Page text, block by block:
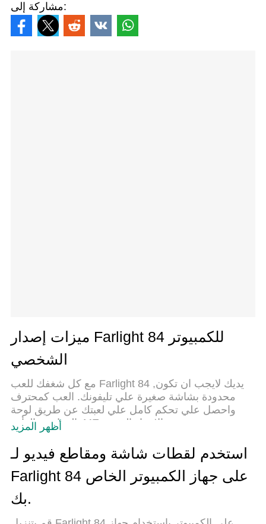
مشاركة إلى:
ميزات إصدار Farlight 84 للكمبيوتر
الشخصي
مع كل شغفك للعب Farlight 84 ,يديك لايجب ان تكون
محدودة بشاشة صغيرة علي تليفونك. العب كمحترف
واحصل علي تحكم كامل علي لعبتك عن طريق لوحة
المفاتيح والفأره. MEmuيقدم جميع الاشياء التي
تتوقعها.حمل والعب Farlight 84 علي جهاز الحاسوب
الخاص بك العب كماتريد ,لايوجد حدود علي البطارية
والباقة ولا يوجد اتصالات مزعجة النسخة الجديدة من
MEmu7 هو افضل وسيلة للعب Farlight 84 علي جهاز
الحاسب معد عن طريق خبراتنا , لوحة المفاتيح المعده
مسبقا تجعل Farlight 84 العبة لعبة كمبيوتر حقيقة تم
أظهر المزيد
استخدم لقطات شاشة ومقاطع فيديو لـ
Farlight 84 على جهاز الكمبيوتر الخاص
بك.